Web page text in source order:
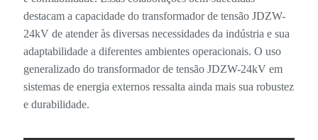
destacam a capacidade do transformador de tensão JDZW-
24kV de atender às diversas necessidades da indústria e sua
adaptabilidade a diferentes ambientes operacionais. O uso
generalizado do transformador de tensão JDZW-24kV em
sistemas de energia externos ressalta ainda mais sua robustez
e durabilidade.